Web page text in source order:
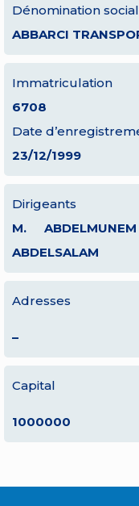
Dénomination
ABBARCI
Immatriculation
6708
Date
23/12/1999
Dirigeants
M.
ABDELSALAM
Adresses
–
Capital
1000000